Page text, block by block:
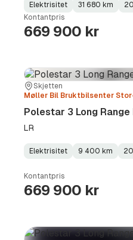
Fuel
Type:
Elektrisitet
Kilometerstand:
31 680 km
Model
Year:
Gearbox
Type:
Kontantpris
669 900 kr
Sted:
Skjetten
Forhandler:
Møller Bil Bruktbilsenter
Polestar 3 Long
LR
Fuel
Elektrisitet
Kilometerstand:
9 400 km
Model
Gearbox
Kontantpris
669 900 kr